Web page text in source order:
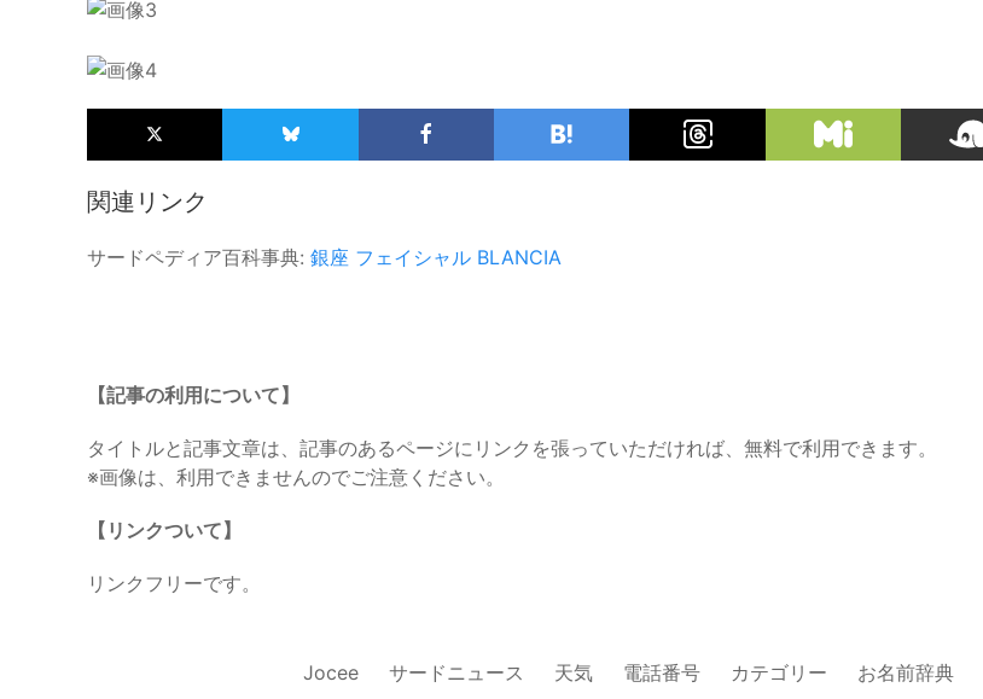
関連リンク
サードペディア百科事典: 銀座 フェイシャル BLANCIA
【記事の利用について】
タイトルと記事文章は、記事のあるページにリンクを張っていただければ、無料で利用できます。
※画像は、利用できませんのでご注意ください。
【リンクついて】
リンクフリーです。
Jocee サードニュース 天気 電話番号 カテゴリー お名前辞典